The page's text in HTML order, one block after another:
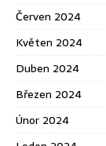
Červen 2024
Květen 2024
Duben 2024
Březen 2024
Únor 2024